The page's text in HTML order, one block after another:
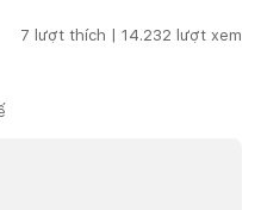
7 lượt thích | 14.232 lượt xem